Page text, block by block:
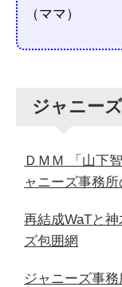
（ママ）
ジャニー
ＤＭＭ 「山下
ャニーズ事務所
再結成WaTと
ズ包囲網
ジャニーズ事